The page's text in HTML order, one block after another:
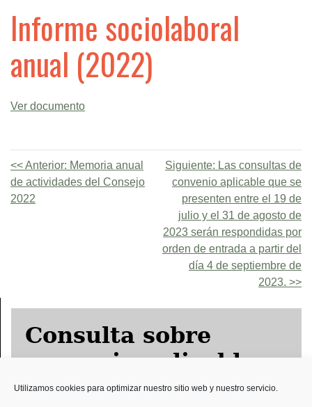
Utilizamos cookies para optimizar nuestro sitio web y nuestro servicio.
Informe sociolaboral
anual (2022)
Ver documento
Anterior: Memoria anual
de actividades del Consejo
2022
Siguiente: Las consultas de
convenio aplicable que se
presenten entre el 19 de
julio y el 31 de agosto de
2023 serán respondidas por
orden de entrada a partir del
día 4 de septiembre de
2023.
Consulta sobre
convenio aplicable